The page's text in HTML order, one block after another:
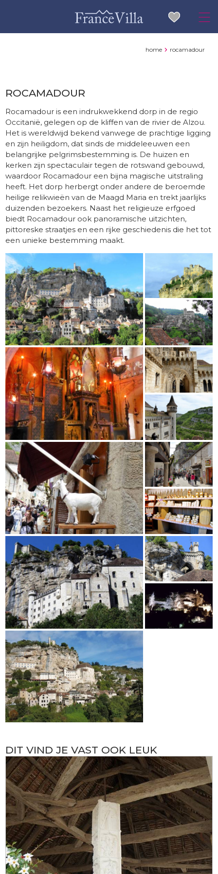
home rocamadour
ROCAMADOUR
Rocamadour is een indrukwekkend dorp in de regio
Occitanië, gelegen op de kliffen van de rivier de Alzou.
Het is wereldwijd bekend vanwege de prachtige ligging
en zijn heiligdom, dat sinds de middeleeuwen een
belangrijke pelgrimsbestemming is. De huizen en
kerken zijn spectaculair tegen de rotswand gebouwd,
waardoor Rocamadour een bijna magische uitstraling
heeft. Het dorp herbergt onder andere de beroemde
heilige relikwieën van de Maagd Maria en trekt jaarlijks
duizenden bezoekers. Naast het religieuze erfgoed
biedt Rocamadour ook panoramische uitzichten,
pittoreske straatjes en een rijke geschiedenis die het tot
een unieke bestemming maakt.
DIT VIND JE VAST OOK LEUK